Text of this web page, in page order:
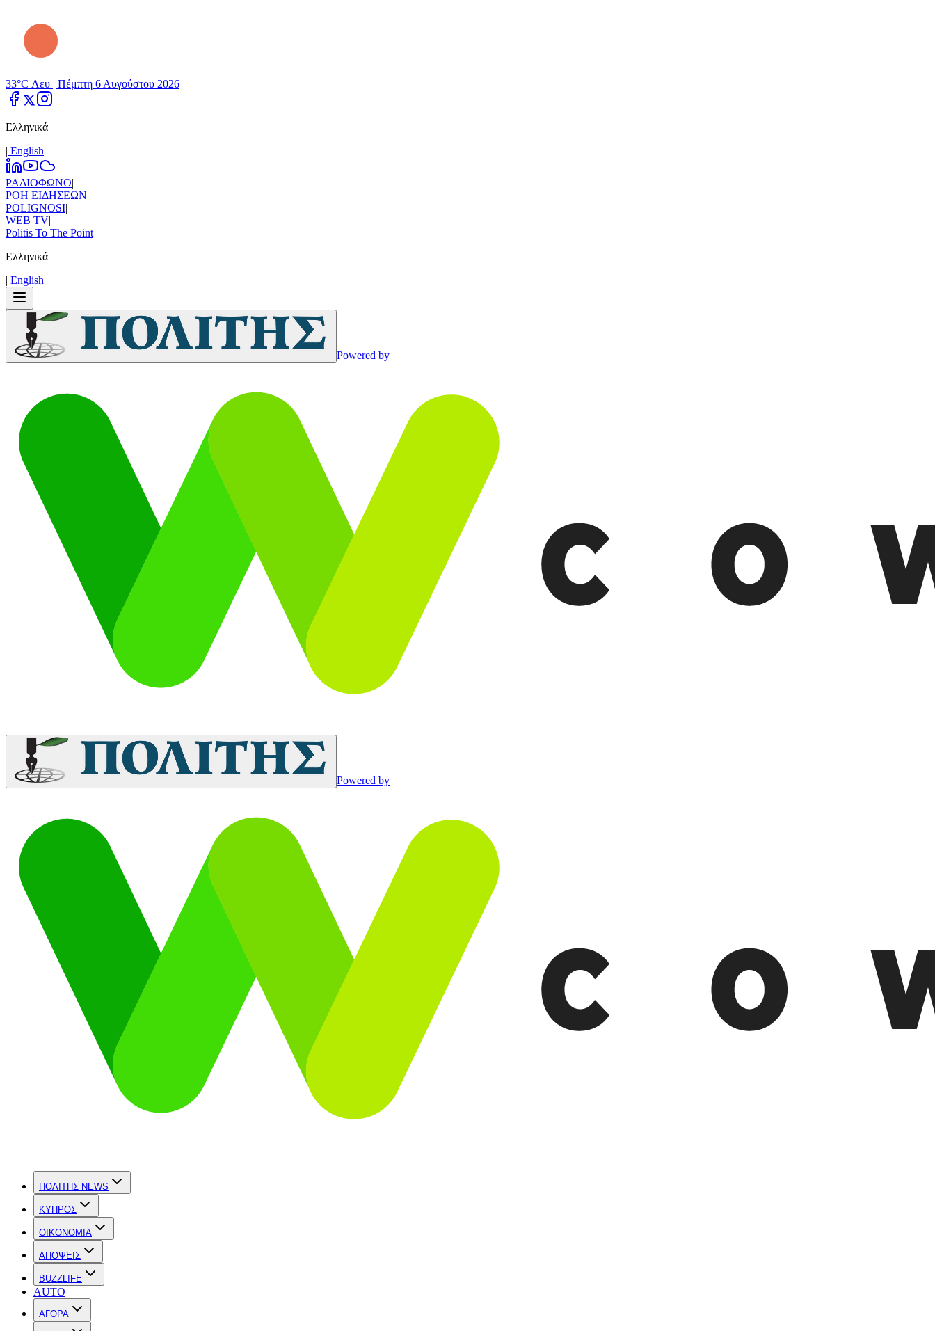
33°C Λευ | Πέμπτη 6 Αυγούστου 2026
Ελληνικά
| Εnglish
ΡΑΔΙΟΦΩΝΟ|
ΡΟΗ ΕΙΔΗΣΕΩΝ|
POLIGNOSI|
WEB TV|
Politis To The Point
Ελληνικά
| Εnglish
Powered by
Powered by
ΠΟΛΙΤΗΣ NEWS
ΚΥΠΡΟΣ
OIKONOMIA
ΑΠΟΨΕΙΣ
BUZZLIFE
AUTO
ΑΓΟΡΑ